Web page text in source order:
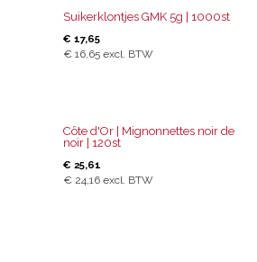
Suikerklontjes GMK 5g | 1000st
€ 17,65
€ 16,65excl. BTW
Côte d'Or | Mignonnettes noir de
noir | 120st
€ 25,61
€ 24,16excl. BTW